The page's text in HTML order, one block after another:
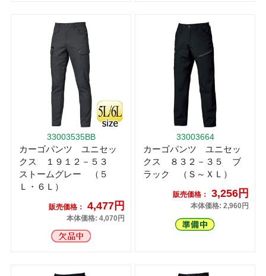
33003535BB
カーゴパンツ ユニセッ
クス １９１２－５３
ストームグレー （５
Ｌ・６Ｌ）
販売価格： 4,477円
本体価格: 4,070円
33003664
カーゴパンツ ユニセッ
クス ８３２－３５ ブ
ラック （Ｓ～ＸＬ）
販売価格： 3,256円
本体価格: 2,960円